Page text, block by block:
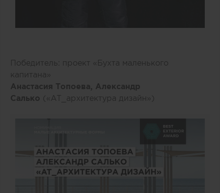
Победитель: проект «Бухта маленького
капитана»
Анастасия Топоева, Александр
Салько («AT_архитектура дизайн»)